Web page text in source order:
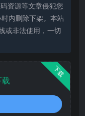
资源等文章侵犯您
内删除下架。本站
或非法使用，一切
下载